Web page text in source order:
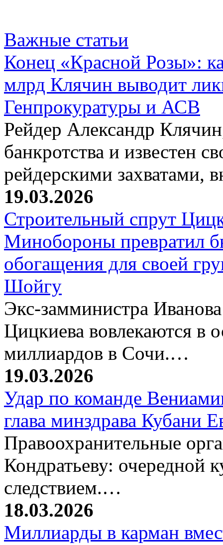
Важные статьи
Конец «Красной Розы»:
млрд Клячин выводит
Генпрокуратуры и АСВ
Рейдер Александр
банкротства и известен
рейдерскими захватами,
19.03.2026
Строительный спрут
Минобороны превратил
обогащения для своей
Шойгу
Экс-замминистра
Цицкиева вовлекаются в
миллиардов в Сочи.…
19.03.2026
Удар по команде
глава минздрава Кубани
Правоохранительные
Кондратьеву: очередной
следствием.…
18.03.2026
Миллиарды в карман